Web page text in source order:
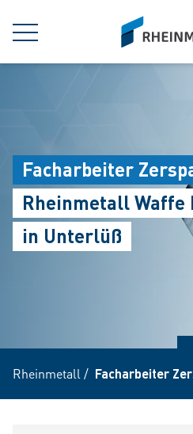
MENU
siteLogo
Facharbeiter
Rheinmetall Waffe
in Unterlüß
Rheinmetall / Facharbeiter